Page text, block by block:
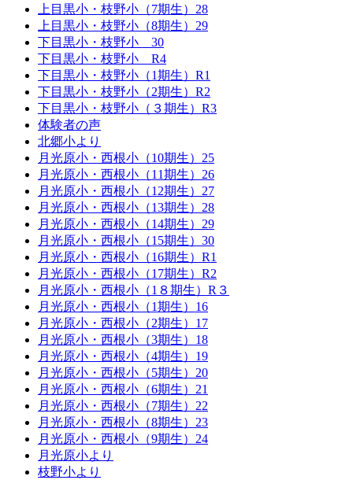
上目黒小・枝野小（7期生）28
上目黒小・枝野小（8期生）29
下目黒小・枝野小 30
下目黒小・枝野小 R4
下目黒小・枝野小（1期生）R1
下目黒小・枝野小（2期生）R2
下目黒小・枝野小（３期生）R3
体験者の声
北郷小より
月光原小・西根小（10期生）25
月光原小・西根小（11期生）26
月光原小・西根小（12期生）27
月光原小・西根小（13期生）28
月光原小・西根小（14期生）29
月光原小・西根小（15期生）30
月光原小・西根小（16期生）R1
月光原小・西根小（17期生）R2
月光原小・西根小（1８期生）R３
月光原小・西根小（1期生）16
月光原小・西根小（2期生）17
月光原小・西根小（3期生）18
月光原小・西根小（4期生）19
月光原小・西根小（5期生）20
月光原小・西根小（6期生）21
月光原小・西根小（7期生）22
月光原小・西根小（8期生）23
月光原小・西根小（9期生）24
月光原小より
枝野小より